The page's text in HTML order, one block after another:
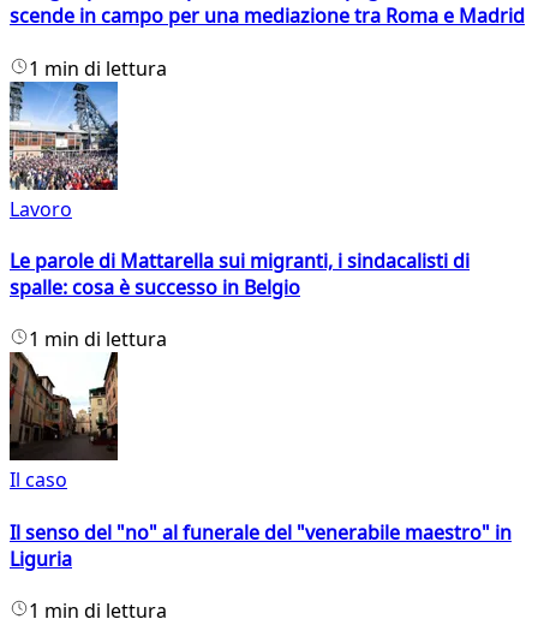
scende in campo per una mediazione tra Roma e Madrid
1 min di lettura
Lavoro
Le parole di Mattarella sui migranti, i sindacalisti di
spalle: cosa è successo in Belgio
1 min di lettura
Il caso
Il senso del "no" al funerale del "venerabile maestro" in
Liguria
1 min di lettura